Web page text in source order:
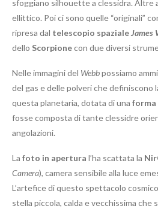
sfoggiano silhouette a clessidra. Altre
ellittico. Poi ci sono quelle “originali”
ripresa dal telescopio spazialeJames
dello Scorpionecon due diversi
Nelle immagini del Webbpossiamo
del gas e delle polveri che
questa planetaria, dotata di una forma
fosse composta di tante clessidre
angolazioni.
La foto in apertura l’ha scattata la
Camera), camera sensibile alla luce
L’artefice di questo spettacolo
stella piccola, calda e vecchissima che